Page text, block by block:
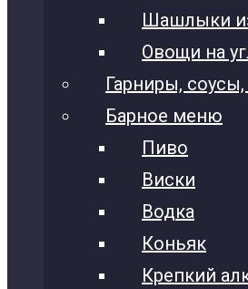
Шашлыки
Овощи на
Гарниры,
Барное меню
Пиво
Виски
Водка
Коньяк
Крепкий